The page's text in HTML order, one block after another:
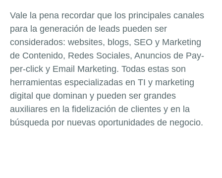
Vale la pena recordar que los principales canales
para la generación de leads pueden ser
considerados: websites, blogs, SEO y Marketing
de Contenido, Redes Sociales, Anuncios de Pay-
per-click y Email Marketing. Todas estas son
herramientas especializadas en TI y marketing
digital que dominan y pueden ser grandes
auxiliares en la fidelización de clientes y en la
búsqueda por nuevas oportunidades de negocio.